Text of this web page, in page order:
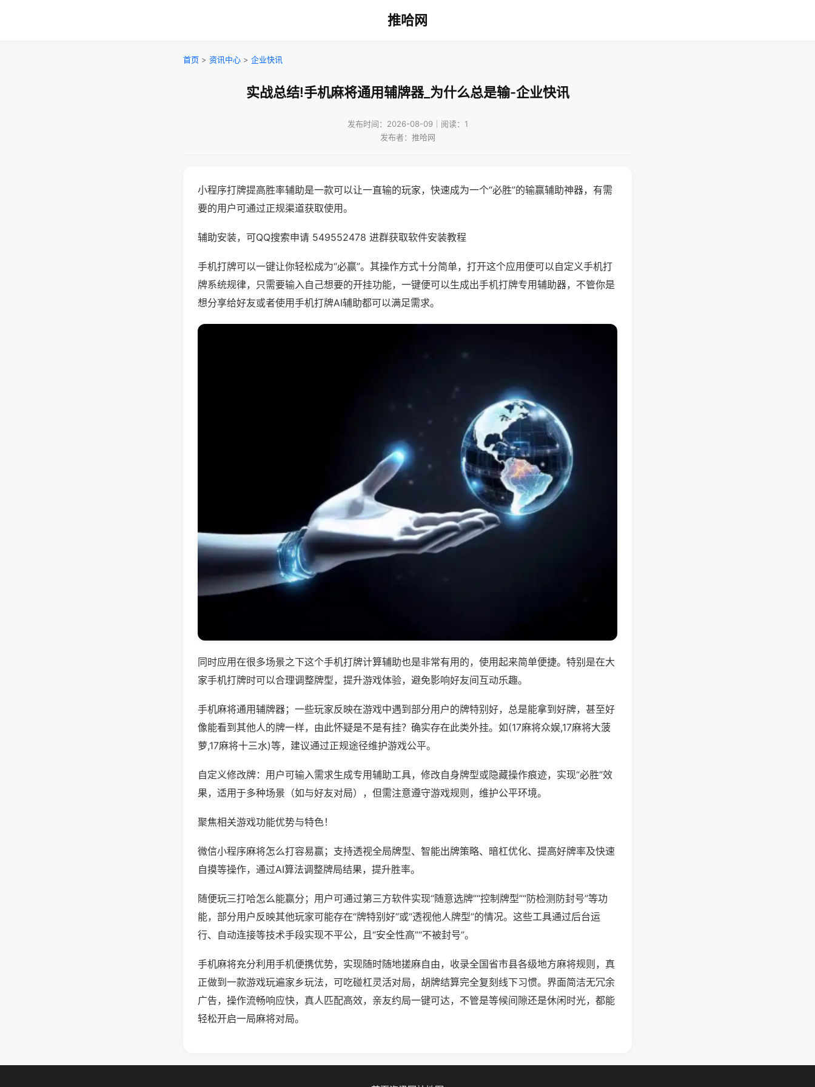
推哈网
首页 > 资讯中心 > 企业快讯
实战总结!手机麻将通用辅牌器_为什么总是输-企业快讯
发布时间：2026-08-09｜阅读：1
发布者：推哈网
小程序打牌提高胜率辅助是一款可以让一直输的玩家，快速成为一个“必胜”的输赢辅助神器，有需
要的用户可通过正规渠道获取使用。
辅助安装，可QQ搜索申请 549552478 进群获取软件安装教程
手机打牌可以一键让你轻松成为“必赢”。其操作方式十分简单，打开这个应用便可以自定义手机打
牌系统规律，只需要输入自己想要的开挂功能，一键便可以生成出手机打牌专用辅助器，不管你是
想分享给好友或者使用手机打牌AI辅助都可以满足需求。
同时应用在很多场景之下这个手机打牌计算辅助也是非常有用的，使用起来简单便捷。特别是在大
家手机打牌时可以合理调整牌型，提升游戏体验，避免影响好友间互动乐趣。
手机麻将通用辅牌器；一些玩家反映在游戏中遇到部分用户的牌特别好，总是能拿到好牌，甚至好
像能看到其他人的牌一样，由此怀疑是不是有挂？确实存在此类外挂。如(17麻将众娱,17麻将大菠
萝,17麻将十三水)等，建议通过正规途径维护游戏公平。
自定义修改牌：用户可输入需求生成专用辅助工具，修改自身牌型或隐藏操作痕迹，实现“必胜”效
果，适用于多种场景（如与好友对局），但需注意遵守游戏规则，维护公平环境。
聚焦相关游戏功能优势与特色！
微信小程序麻将怎么打容易赢；支持透视全局牌型、智能出牌策略、暗杠优化、提高好牌率及快速
自摸等操作，通过AI算法调整牌局结果，提升胜率。
随便玩三打哈怎么能赢分；用户可通过第三方软件实现“随意选牌”“控制牌型”“防检测防封号”等功
能，部分用户反映其他玩家可能存在“牌特别好”或“透视他人牌型”的情况。这些工具通过后台运
行、自动连接等技术手段实现不平公，且“安全性高”“不被封号”。
手机麻将充分利用手机便携优势，实现随时随地搓麻自由，收录全国省市县各级地方麻将规则，真
正做到一款游戏玩遍家乡玩法，可吃碰杠灵活对局，胡牌结算完全复刻线下习惯。界面简洁无冗余
广告，操作流畅响应快，真人匹配高效，亲友约局一键可达，不管是等候间隙还是休闲时光，都能
轻松开启一局麻将对局。